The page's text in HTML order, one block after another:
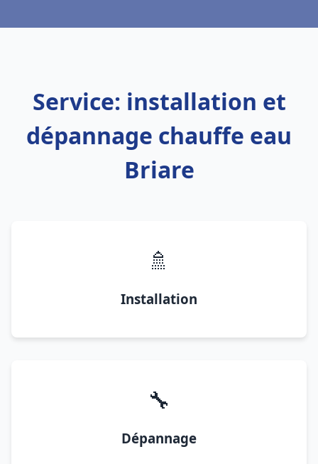
Service: installation et
dépannage chauffe eau
Briare
🚿
Installation
🔧
Dépannage